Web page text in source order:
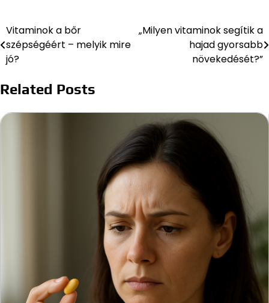
Bejegyzés
navigáció
Vitaminok a bőr
szépségéért – melyik mire
jó?
„Milyen vitaminok segítik a
hajad gyorsabb
növekedését?”
Related Posts